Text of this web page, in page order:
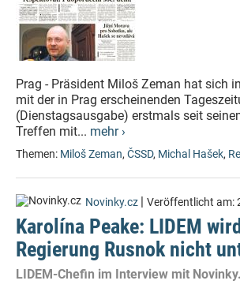
Prag - Präsident Miloš Zeman hat sich
mit der in Prag erscheinenden
(Dienstagsausgabe) erstmals seit
Treffen mit... mehr ›
Themen: Miloš Zeman, ČSSD, Michal Hašek,
Novinky.cz | Veröffentlicht am:
Karolína Peake: LIDEM
Regierung Rusnok nicht
LIDEM-Chefin im Interview mit